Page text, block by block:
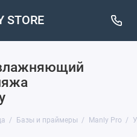
STORE
Базы и праймеры Manly Pro